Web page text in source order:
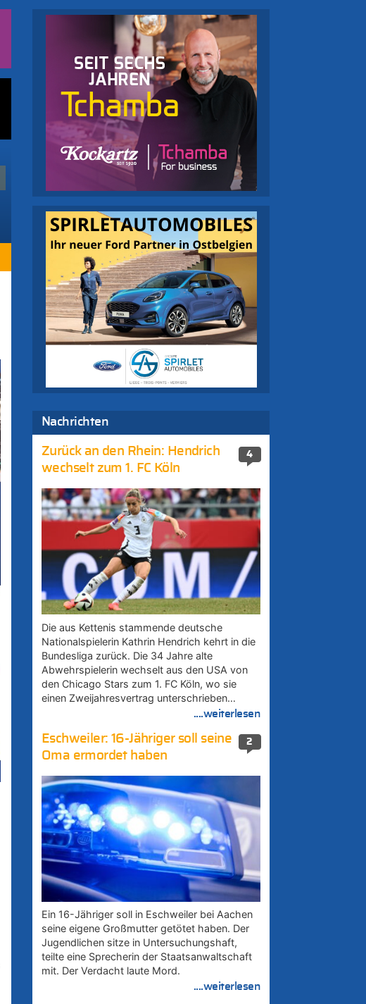
Nachrichten
4
Zurück an den Rhein: Hendrich
wechselt zum 1. FC Köln
Die aus Kettenis stammende deutsche
Nationalspielerin Kathrin Hendrich kehrt in die
Bundesliga zurück. Die 34 Jahre alte
Abwehrspielerin wechselt aus den USA von
den Chicago Stars zum 1. FC Köln, wo sie
einen Zweijahresvertrag unterschrieben…
....weiterlesen
2
Eschweiler: 16-Jähriger soll seine
Oma ermordet haben
Ein 16-Jähriger soll in Eschweiler bei Aachen
seine eigene Großmutter getötet haben. Der
Jugendlichen sitze in Untersuchungshaft,
teilte eine Sprecherin der Staatsanwaltschaft
mit. Der Verdacht laute Mord.
....weiterlesen